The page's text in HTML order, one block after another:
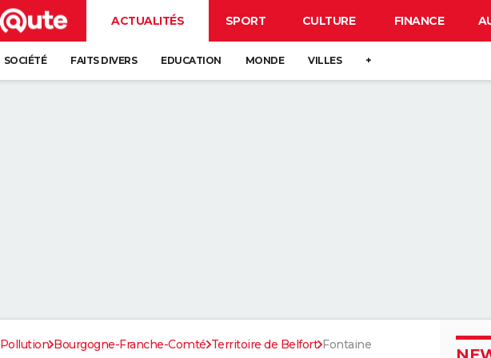
ACTUALITÉS SPORT CULTURE FINANCE
SOCIÉTÉ FAITS DIVERS EDUCATION MONDE VILLES +
Pollution Bourgogne-Franche-Comté Territoire de Belfort Fontaine